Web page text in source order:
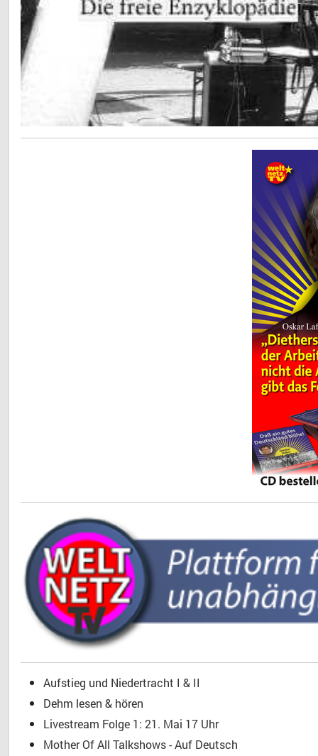
Aufstieg und Niedertracht I & II
Dehm lesen & hören
Livestream Folge 1: 21. Mai 17 Uhr
Mother Of All Talkshows - Auf Deutsch